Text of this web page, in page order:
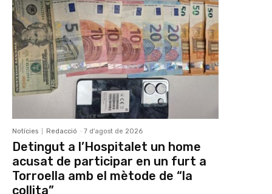
Notícies Redacció - 7 d'agost de 2026
Detingut a l’Hospitalet un home
acusat de participar en un furt a
Torroella amb el mètode de “la
collita”